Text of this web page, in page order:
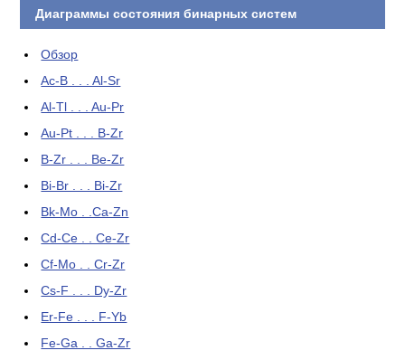
Диаграммы состояния бинарных систем
Обзор
Ac-B . . . Al-Sr
Al-Tl . . . Au-Pr
Au-Pt . . . B-Zr
B-Zr . . . Be-Zr
Bi-Br . . . Bi-Zr
Bk-Mo . .Ca-Zn
Cd-Ce . . Ce-Zr
Cf-Mo . . Cr-Zr
Cs-F . . . Dy-Zr
Er-Fe . . . F-Yb
Fe-Ga . . Ga-Zr